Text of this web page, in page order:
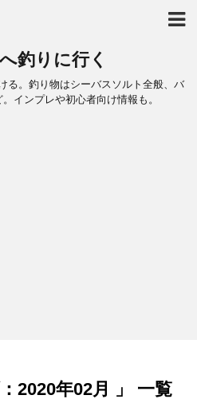
釣りに行く
る。釣り物はシーバスソルト全般、バ
インプレや初心者向け情報も。
2020年02月 」 一覧